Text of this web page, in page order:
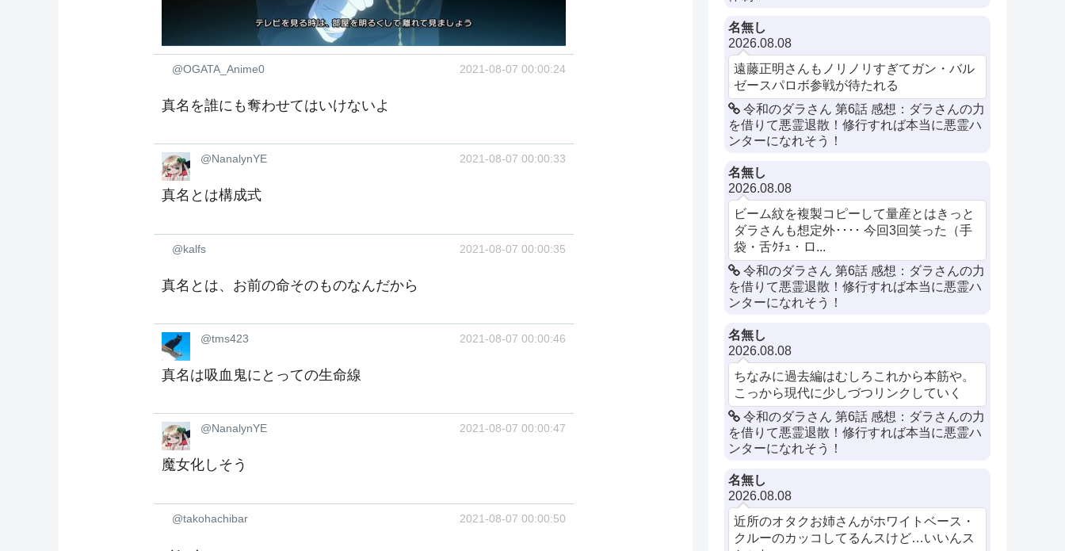
@OGATA_Anime0 2021-08-07 00:00:24
真名を誰にも奪わせてはいけないよ
@NanalynYE 2021-08-07 00:00:33
真名とは構成式 ‍‍‍‍‍‍‍‍‍‍‍‍‍‍‍‍‍‍‍‍‍‍‍‍
@kalfs 2021-08-07 00:00:35
真名とは、お前の命そのものなんだから
@tms423 2021-08-07 00:00:46
真名は吸血鬼にとっての生命線
@NanalynYE 2021-08-07 00:00:47
魔女化しそう ‍‍‍‍‍‍‍‍‍‍‍‍‍‍‍‍‍‍‍‍‍‍‍‍
@takohachibar 2021-08-07 00:00:50
名無し
2026.08.08
遠藤正明さんもノリノリすぎてガン・バル
ゼースパロボ参戦が待たれる
令和のダラさん 第6話 感想：ダラさんの力
を借りて悪霊退散！修行すれば本当に悪霊ハ
ンターになれそう！
名無し
2026.08.08
ビーム紋を複製コピーして量産とはきっと
ダラさんも想定外････ 今回3回笑った（手
袋・舌ｸﾁｭ・ロ...
令和のダラさん 第6話 感想：ダラさんの力
を借りて悪霊退散！修行すれば本当に悪霊ハ
ンターになれそう！
名無し
2026.08.08
ちなみに過去編はむしろこれから本筋や。
こっから現代に少しづつリンクしていく
令和のダラさん 第6話 感想：ダラさんの力
を借りて悪霊退散！修行すれば本当に悪霊ハ
ンターになれそう！
名無し
2026.08.08
近所のオタクお姉さんがホワイトベース・
クルーのカッコしてるんスけど…いいんス